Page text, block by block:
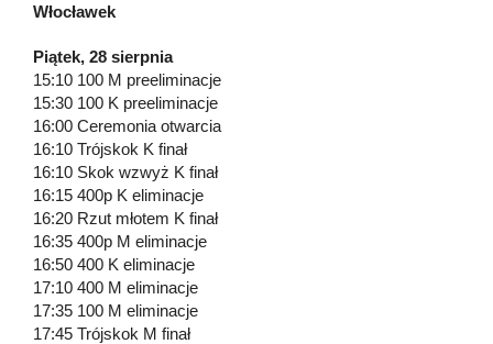
Włocławek
Piątek, 28 sierpnia
15:10 100 M preeliminacje
15:30 100 K preeliminacje
16:00 Ceremonia otwarcia
16:10 Trójskok K finał
16:10 Skok wzwyż K finał
16:15 400p K eliminacje
16:20 Rzut młotem K finał
16:35 400p M eliminacje
16:50 400 K eliminacje
17:10 400 M eliminacje
17:35 100 M eliminacje
17:45 Trójskok M finał